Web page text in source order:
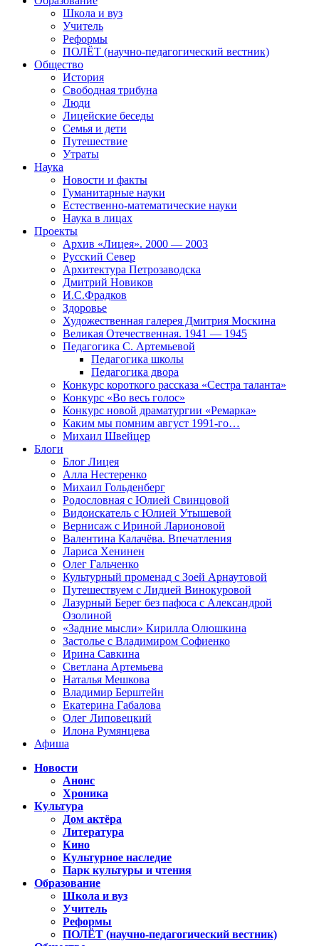
Школа и вуз
Учитель
Реформы
ПОЛЁТ (научно-педагогический вестник)
Общество
История
Свободная трибуна
Люди
Лицейские беседы
Семья и дети
Путешествие
Утраты
Наука
Новости и факты
Гуманитарные науки
Естественно-математические науки
Наука в лицах
Проекты
Архив «Лицея». 2000 — 2003
Русский Север
Архитектура Петрозаводска
Дмитрий Новиков
И.С.Фрадков
Здоровье
Художественная галерея Дмитрия Москина
Великая Отечественная. 1941 — 1945
Педагогика С. Артемьевой
Педагогика школы
Педагогика двора
Конкурс короткого рассказа «Сестра таланта»
Конкурс «Во весь голос»
Конкурс новой драматургии «Ремарка»
Каким мы помним август 1991-го…
Михаил Швейцер
Блоги
Блог Лицея
Алла Нестеренко
Михаил Гольденберг
Родословная с Юлией Свинцовой
Видоискатель с Юлией Утышевой
Вернисаж с Ириной Ларионовой
Валентина Калачёва. Впечатления
Лариса Хенинен
Олег Гальченко
Культурный променад с Зоей Арнаутовой
Путешествуем с Лидией Винокуровой
Лазурный Берег без пафоса с Александрой
Озолиной
«Задние мысли» Кирилла Олюшкина
Застолье с Владимиром Софиенко
Ирина Савкина
Светлана Артемьева
Наталья Мешкова
Владимир Берштейн
Екатерина Габалова
Олег Липовецкий
Илона Румянцева
Афиша
Новости
Анонс
Хроника
Культура
Дом актёра
Литература
Кино
Культурное наследие
Парк культуры и чтения
Образование
Школа и вуз
Учитель
Реформы
ПОЛЁТ (научно-педагогический вестник)